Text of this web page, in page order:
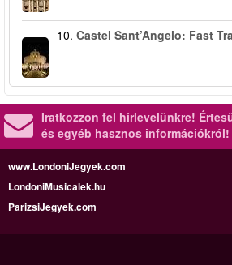
10. Castel Sant’Angelo: Fast
Iratkozzon fel hírlevelünkre!
és egyéb hasznos információkról!
www.LondoniJegyek.com
LondoniMusicalek.hu
ParizsiJegyek.com